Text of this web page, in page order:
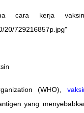
cara kerja
20/729216857p.jpg"
(WHO),
yang